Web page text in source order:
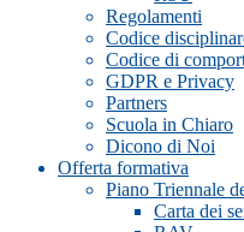
Regolamenti
Codice
Codice di
GDPR e Privacy
Partners
Scuola in Chiaro
Dicono di Noi
Offerta formativa
Piano Triennale
Carta dei